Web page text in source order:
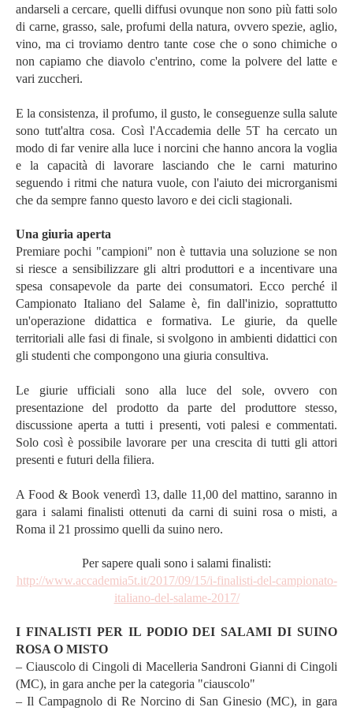
andarseli a cercare, quelli diffusi ovunque non sono più fatti solo
di carne, grasso, sale, profumi della natura, ovvero spezie, aglio,
vino, ma ci troviamo dentro tante cose che o sono chimiche o
non capiamo che diavolo c'entrino, come la polvere del latte e
vari zuccheri.
E la consistenza, il profumo, il gusto, le conseguenze sulla salute
sono tutt'altra cosa. Così l'Accademia delle 5T ha cercato un
modo di far venire alla luce i norcini che hanno ancora la voglia
e la capacità di lavorare lasciando che le carni maturino
seguendo i ritmi che natura vuole, con l'aiuto dei microrganismi
che da sempre fanno questo lavoro e dei cicli stagionali.
Una giuria aperta
Premiare pochi "campioni" non è tuttavia una soluzione se non
si riesce a sensibilizzare gli altri produttori e a incentivare una
spesa consapevole da parte dei consumatori. Ecco perché il
Campionato Italiano del Salame è, fin dall'inizio, soprattutto
un'operazione didattica e formativa. Le giurie, da quelle
territoriali alle fasi di finale, si svolgono in ambienti didattici con
gli studenti che compongono una giuria consultiva.
Le giurie ufficiali sono alla luce del sole, ovvero con
presentazione del prodotto da parte del produttore stesso,
discussione aperta a tutti i presenti, voti palesi e commentati.
Solo così è possibile lavorare per una crescita di tutti gli attori
presenti e futuri della filiera.
A Food & Book venerdì 13, dalle 11,00 del mattino, saranno in
gara i salami finalisti ottenuti da carni di suini rosa o misti, a
Roma il 21 prossimo quelli da suino nero.
Per sapere quali sono i salami finalisti:
http://www.accademia5t.it/2017/09/15/i-finalisti-del-campionato-
italiano-del-salame-2017/
I FINALISTI PER IL PODIO DEI SALAMI DI SUINO
ROSA O MISTO
– Ciauscolo di Cingoli di Macelleria Sandroni Gianni di Cingoli
(MC), in gara anche per la categoria "ciauscolo"
– Il Campagnolo di Re Norcino di San Ginesio (MC), in gara